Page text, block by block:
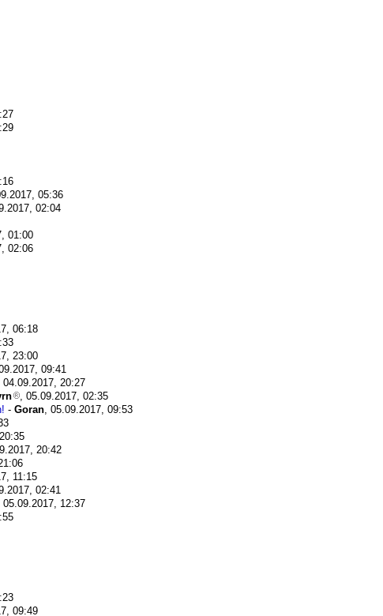
05:36
02:04
01:00
02:06
06:18
23:00
09:41
04.09.2017, 20:27
, 05.09.2017, 02:35
- Goran, 05.09.2017, 09:53
20:42
11:15
02:41
05.09.2017, 12:37
09:49